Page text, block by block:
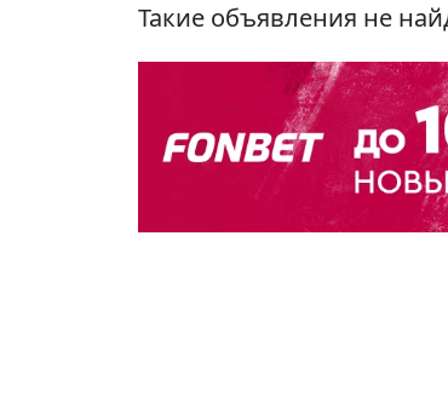
Такие объявления не